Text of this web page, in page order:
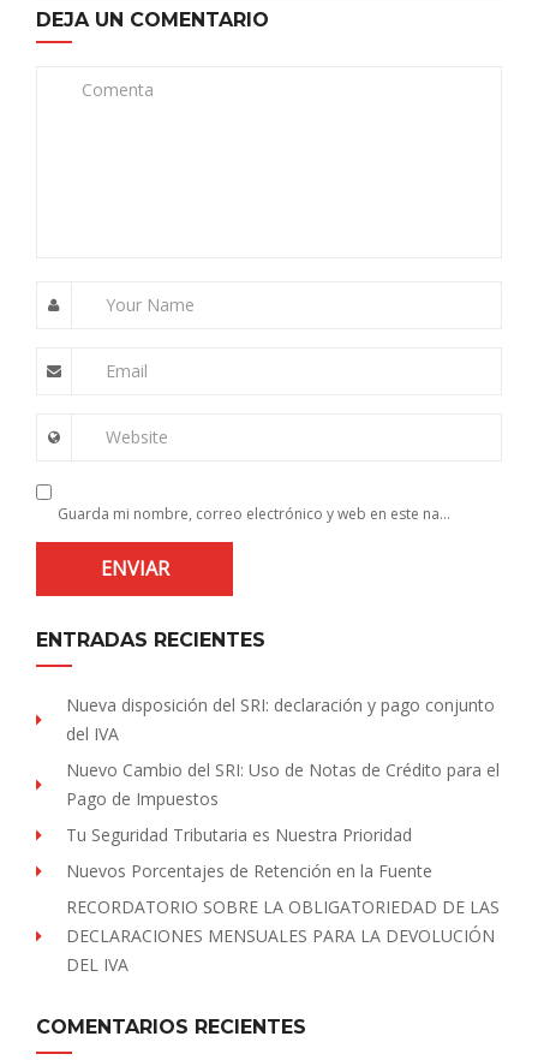
DEJA UN COMENTARIO
Comenta
Your Name
Email
Website
Guarda mi nombre, correo electrónico y web en este navegador para la próxima vez que comente.
ENTRADAS RECIENTES
Nueva disposición del SRI: declaración y pago conjunto
del IVA
Nuevo Cambio del SRI: Uso de Notas de Crédito para el
Pago de Impuestos
Tu Seguridad Tributaria es Nuestra Prioridad
Nuevos Porcentajes de Retención en la Fuente
RECORDATORIO SOBRE LA OBLIGATORIEDAD DE LAS
DECLARACIONES MENSUALES PARA LA DEVOLUCIÓN
DEL IVA
COMENTARIOS RECIENTES